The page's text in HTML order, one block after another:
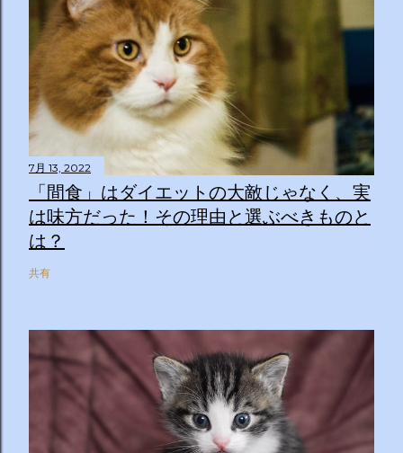
7月 13, 2022
「間食」はダイエットの大敵じゃなく、実
は味方だった！その理由と選ぶべきものと
は？
共有